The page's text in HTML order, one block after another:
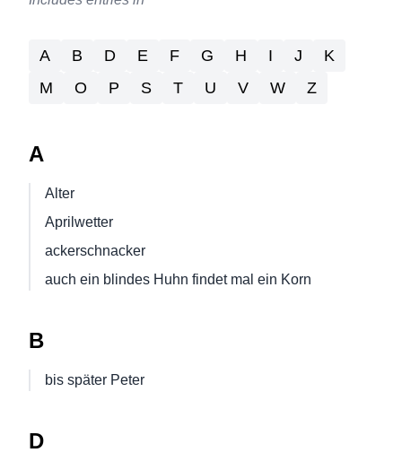
A B D E F G H I J
K
M
O P S T U V W Z
A
Alter
Aprilwetter
ackerschnacker
auch ein blindes Huhn findet mal ein Korn
B
bis später Peter
D